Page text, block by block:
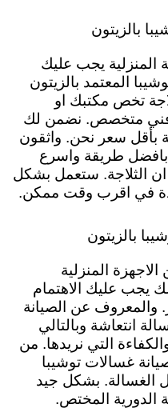
بالزيتون
المنزلية يجب عليك
المعتمد بالزيتون
تخص مكتبك او
متخصص. نضمن لك
بأقل سعر نحن. واثقون
بافضل طريقة واسرع
الثلاجة. ستعمل بشكل
في اقرب وقت ممكن.
بالزيتون
المنزلية
يجب عليك الاهتمام
والمعروف عن الصيانة
انتعاشة وبالتالي
التي نريدها. من
غسالات توشيبا
الغسالة. بشكل جيد
الدورية المختص.